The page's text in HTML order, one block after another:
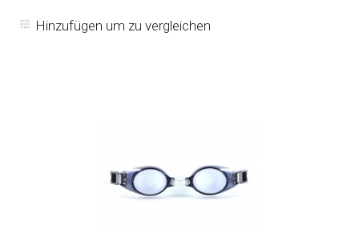
Hinzufügen um zu vergleichen